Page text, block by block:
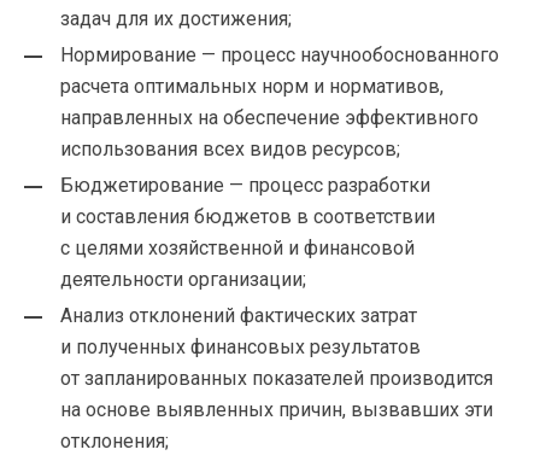
задач для их достижения;
Нормирование — процесс научнообоснованного
расчета оптимальных норм и нормативов,
направленных на обеспечение эффективного
использования всех видов ресурсов;
Бюджетирование — процесс разработки
и составления бюджетов в соответствии
с целями хозяйственной и финансовой
деятельности организации;
Анализ отклонений фактических затрат
и полученных финансовых результатов
от запланированных показателей производится
на основе выявленных причин, вызвавших эти
отклонения;